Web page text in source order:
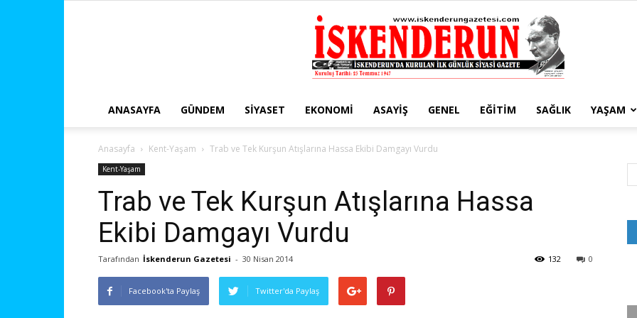
ANASAYFA GÜNDEM SIYASET EKONOMI ASAYIŞ GENEL EĞITIM SAĞLIK YAŞAM
Anasayfa Kent-Yaşam Trab ve Tek Kurşun Atışlarına Hassa Ekibi Damgayı Vurdu
Kent-Yaşam
Trab ve Tek Kurşun Atışlarına Hassa
Ekibi Damgayı Vurdu
Tarafından İskenderun Gazetesi - 30 Nisan 2014 0
132
Facebook'ta Paylaş Twitter'da Paylaş